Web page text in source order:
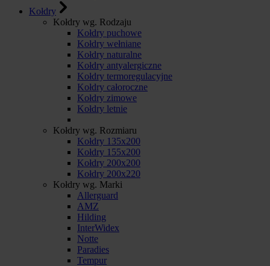
Kołdry
Kołdry wg. Rodzaju
Kołdry puchowe
Kołdry wełniane
Kołdry naturalne
Kołdry antyalergiczne
Kołdry termoregulacyjne
Kołdry całoroczne
Kołdry zimowe
Kołdry letnie
Kołdry wg. Rozmiaru
Kołdry 135x200
Kołdry 155x200
Kołdry 200x200
Kołdry 200x220
Kołdry wg. Marki
Allerguard
AMZ
Hilding
InterWidex
Notte
Paradies
Tempur